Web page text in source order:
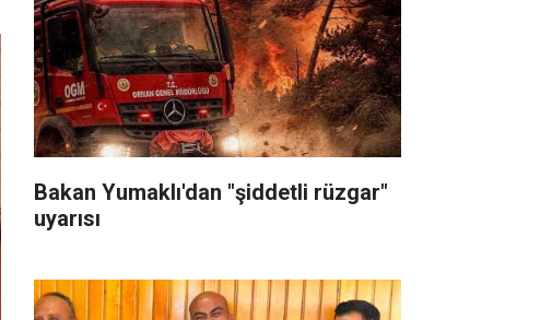
Bakan Yumaklı'dan "şiddetli rüzgar"
uyarısı